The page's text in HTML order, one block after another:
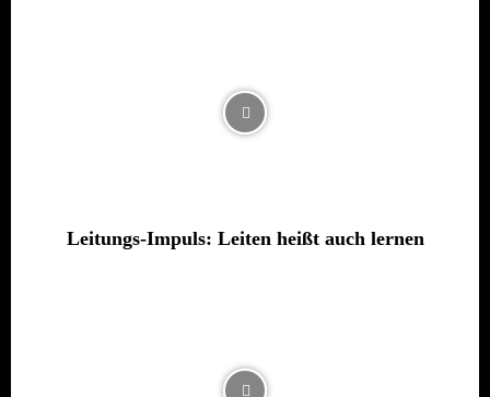
Leitungs-Impuls: Leiten heißt auch lernen